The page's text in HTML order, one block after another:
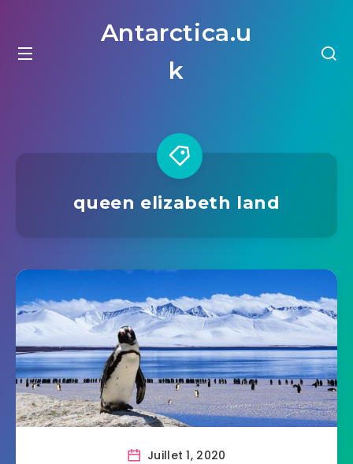
Antarctica.u
k
queen elizabeth land
Juillet 1, 2020